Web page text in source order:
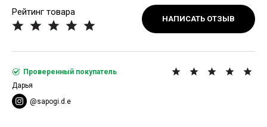
Рейтинг товара
НАПИСАТЬ ОТЗЫВ
Проверенный покупатель
Дарья
@sapogi.d.e